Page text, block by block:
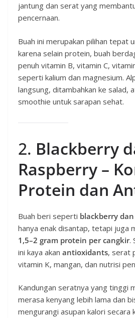
jantung dan serat yang
pencernaan.
Buah ini merupakan pilihan tepat
karena selain protein, buah
penuh vitamin B, vitamin C,
seperti kalium dan magnesium.
langsung, ditambahkan ke salad,
smoothie untuk sarapan sehat.
2. Blackberry
Raspberry –
Protein dan
Buah beri seperti blackberry
hanya enak disantap, tetapi juga
1,5–2 gram protein per cangkir.
ini kaya akan antioxidants, serat
vitamin K, mangan, dan nutrisi
Kandungan seratnya yang tinggi
merasa kenyang lebih lama dan
mengurangi asupan kalori secara